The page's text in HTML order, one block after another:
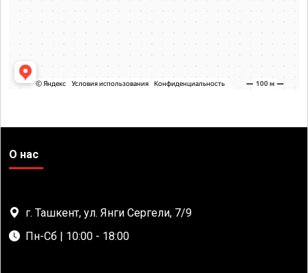
О нас
г. Ташкент, ул. Янги Сергели, 7/9
Пн-Сб | 10:00 - 18:00